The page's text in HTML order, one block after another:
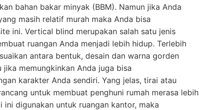
bahan bakar minyak (BBM). Namun jika Anda
masih relatif murah maka Anda bisa
ini. Vertical blind merupakan salah satu jenis
ruangan Anda menjadi lebih hidup. Terlebih
antara bentuk, desain dan warna gorden
jika memungkinkan Anda juga bisa
karakter Anda sendiri. Yang jelas, tirai atau
untuk membuat penghuni rumah merasa lebih
ini digunakan untuk ruangan kantor, maka